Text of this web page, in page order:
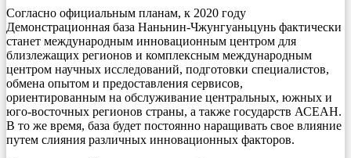
Согласно официальным планам, к 2020 году
Демонстрационная база Наньнин-Чжунгуаньцунь фактически
станет международным инновационным центром для
близлежащих регионов и комплексным международным
центром научных исследований, подготовки специалистов,
обмена опытом и предоставления сервисов,
ориентированным на обслуживание центральных, южных и
юго-восточных регионов страны, а также государств АСЕАН.
В то же время, база будет постоянно наращивать свое влияние
путем слияния различных инновационных факторов.